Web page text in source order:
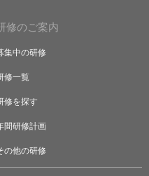
修のご案内
集中の研修
修一覧
修を探す
間研修計画
の他の研修